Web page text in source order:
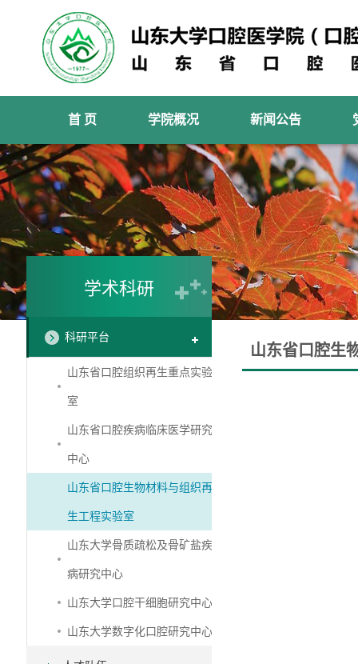
首 页 学院概况 新闻公告
学术科研
科研平台
山东省口腔组织再生重点实验
室
山东省口腔疾病临床医学研究
中心
山东省口腔生物材料与组织再
生工程实验室
山东大学骨质疏松及骨矿盐疾
病研究中心
山东大学口腔干细胞研究中心
山东大学数字化口腔研究中心
山东省口腔生